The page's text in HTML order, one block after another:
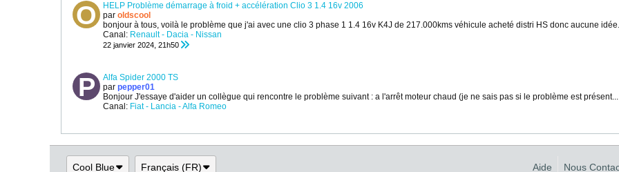
HELP Problème démarrage à froid + accélération Clio 3 1.4 16v 2006
par oldscool
bonjour à tous, voilà le problème que j'ai avec une clio 3 phase 1 1.4 16v K4J de 217.000kms véhicule acheté distri HS donc aucune
Canal: Renault - Dacia - Nissan
22 janvier 2024, 21h50
Alfa Spider 2000 TS
par pepper01
Bonjour J'essaye d'aider un collègue qui rencontre le problème suivant : a l'arrêt moteur chaud (je ne sais pas si le problème est présent...
Canal: Fiat - Lancia - Alfa Romeo
Cool Blue Français (FR) Aide Nous